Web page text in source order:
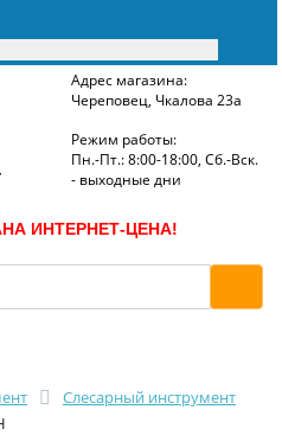
Адрес магазина:
Череповец, Чкалова 23а
Режим работы:
Пн.-Пт.: 8:00-18:00, Сб.-Вск.
- выходные дни
ИНТЕРНЕТ-ЦЕНА!
Слесарный инструмент